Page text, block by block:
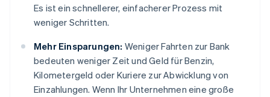
Es ist ein schnellerer, einfacherer Prozess mit
weniger Schritten.
Mehr Einsparungen: Weniger Fahrten zur Bank
bedeuten weniger Zeit und Geld für Benzin,
Kilometergeld oder Kuriere zur Abwicklung von
Einzahlungen. Wenn Ihr Unternehmen eine große